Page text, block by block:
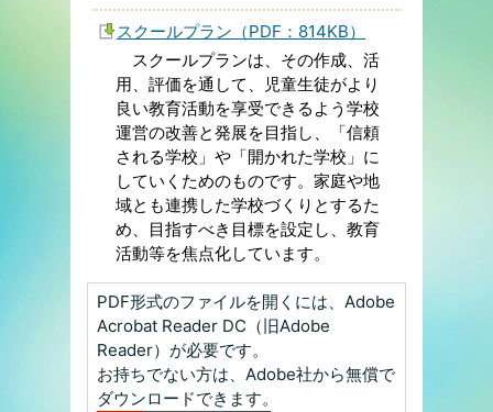
スクールプラン（PDF：814KB）
スクールプランは、その作成、活
用、評価を通して、児童生徒がより
良い教育活動を享受できるよう学校
運営の改善と発展を目指し、「信頼
される学校」や「開かれた学校」に
していくためのものです。家庭や地
域とも連携した学校づくりとするた
め、目指すべき目標を設定し、教育
活動等を焦点化しています。
PDF形式のファイルを開くには、Adobe
Acrobat Reader DC（旧Adobe
Reader）が必要です。
お持ちでない方は、Adobe社から無償で
ダウンロードできます。